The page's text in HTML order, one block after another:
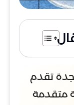
تقدم
متقدمة